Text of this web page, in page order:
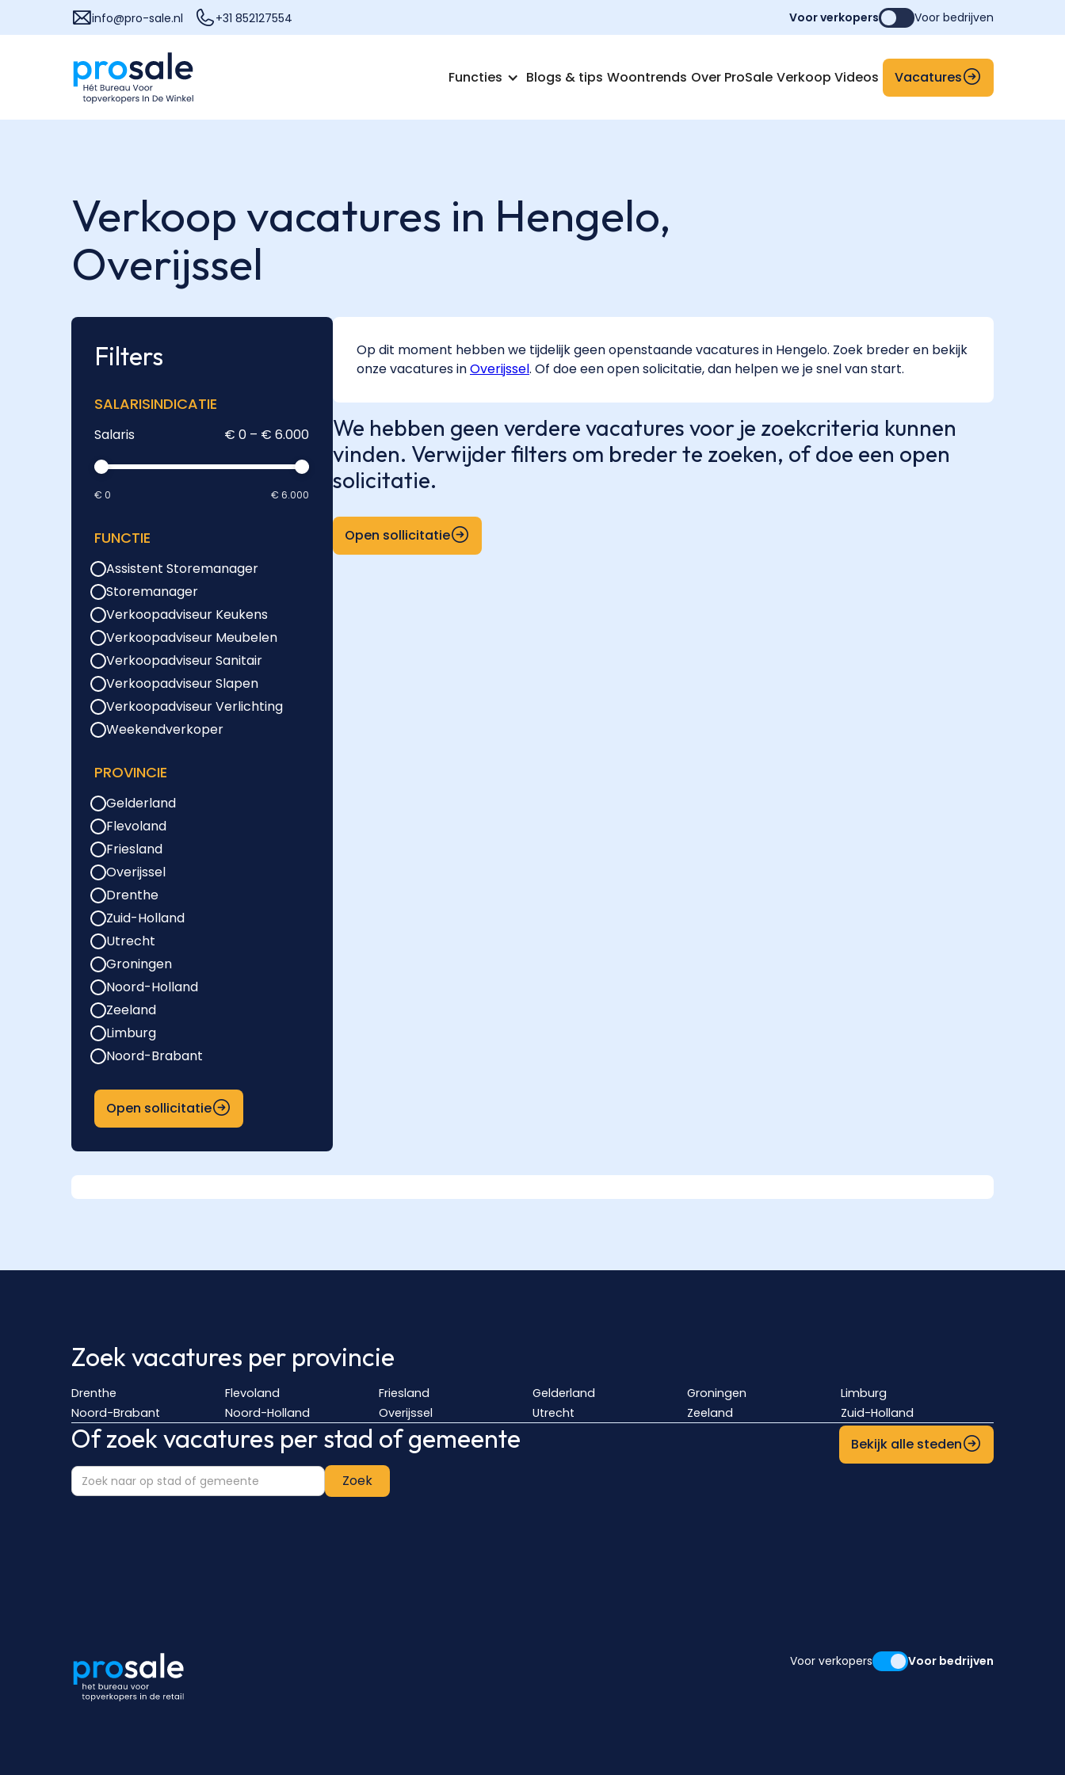
info@pro-sale.nl +31 852127554 Voor verkopers Voor bedrijven
Functies Blogs & tips Woontrends Over ProSale Verkoop Videos Vacatures
Verkoop vacatures in Hengelo,
Overijssel
Filters
SALARISINDICATIE
Salaris € 0 – € 6.000
€ 0 € 6.000
FUNCTIE
Assistent Storemanager
Storemanager
Verkoopadviseur Keukens
Verkoopadviseur Meubelen
Verkoopadviseur Sanitair
Verkoopadviseur Slapen
Verkoopadviseur Verlichting
Weekendverkoper
PROVINCIE
Gelderland
Flevoland
Friesland
Overijssel
Drenthe
Zuid-Holland
Utrecht
Groningen
Noord-Holland
Zeeland
Limburg
Noord-Brabant
Open sollicitatie
Op dit moment hebben we tijdelijk geen openstaande vacatures in Hengelo. Zoek breder en bekijk
onze vacatures inOverijssel. Of doe een open solicitatie, dan helpen we je snel van start.
We hebben geen verdere vacatures voor je zoekcriteria kunnen
vinden. Verwijder filters om breder te zoeken, of doe een open
solicitatie.
Open sollicitatie
Zoek vacatures per provincie
Drenthe Flevoland Friesland Gelderland Groningen
Limburg
Noord-Brabant
Noord-Holland Overijssel Utrecht Zeeland Zuid-Holland
Of zoek vacatures per stad of gemeente Bekijk alle steden
Voor verkopers Voor bedrijven